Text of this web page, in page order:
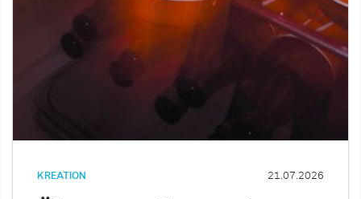
KREATION 21.07.2026